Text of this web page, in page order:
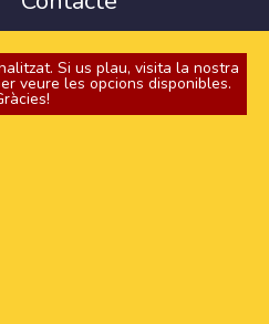
Si us plau, visita la nostra
veure les opcions disponibles.